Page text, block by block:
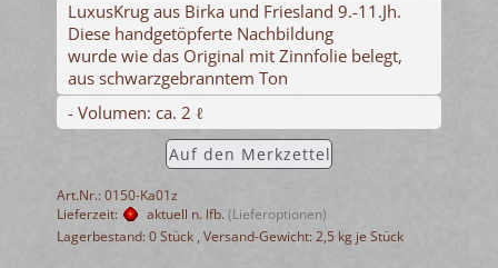
LuxusKrug aus Birka und Friesland 9.-11.Jh.
Diese handgetöpferte Nachbildung
wurde wie das Original mit Zinnfolie belegt,
aus schwarzgebranntem Ton
- Volumen: ca. 2 ℓ
Auf den Merkzettel
Art.Nr.: 0150-Ka01z
Lieferzeit:
aktuell n. lfb.(Lieferoptionen)
Lagerbestand: 0 Stück , Versand-Gewicht:2,5 kg je Stück